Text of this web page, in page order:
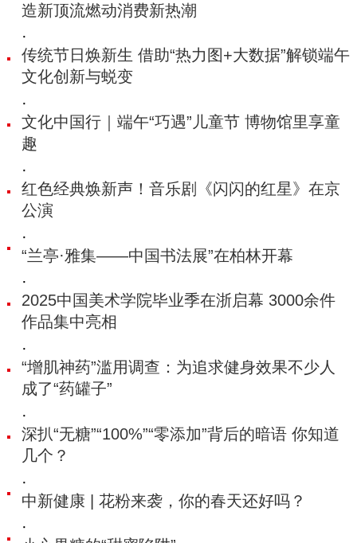
造新顶流燃动消费新热潮
·
传统节日焕新生 借助“热力图+大数据”解锁端午
文化创新与蜕变
·
文化中国行｜端午“巧遇”儿童节 博物馆里享童
趣
·
红色经典焕新声！音乐剧《闪闪的红星》在京
公演
·
“兰亭·雅集——中国书法展”在柏林开幕
·
2025中国美术学院毕业季在浙启幕 3000余件
作品集中亮相
·
“增肌神药”滥用调查：为追求健身效果不少人
成了“药罐子”
·
深扒“无糖”“100%”“零添加”背后的暗语 你知道
几个？
·
中新健康 | 花粉来袭，你的春天还好吗？
·